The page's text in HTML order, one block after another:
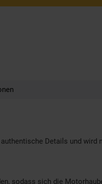
Details und wird
sodass sich die